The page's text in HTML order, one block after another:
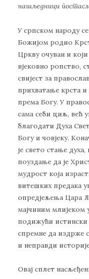
нашљедници
У српском народу
Божијом родио
Цркву очуван и
вјековно ропство,
свијест за
прихватање крста
према Богу. У
сама себи циљ, већ
благодати Духа
Богу и човјеку.
је свето стање
поуздање да је
мудрост која
витешких предака
опредјељења Цара
мајчиним млијеком
подижући
спремне да издрже
и неправди
Овај сплет